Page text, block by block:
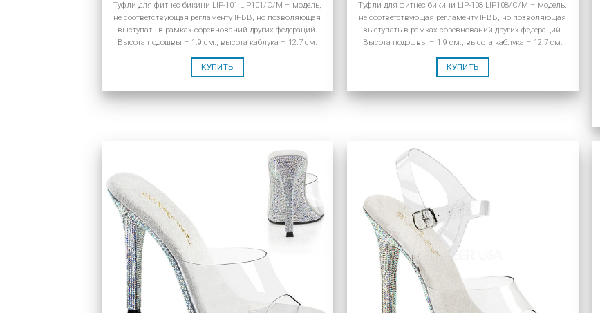
Туфли для фитнес бикини LIP-101 LIP101/C/M – модель,
не соответствующая регламенту IFBB, но позволяющая
выступать в рамках соревнований других федераций.
Высота подошвы – 1.9 см., высота каблука – 12.7 см.
КУПИТЬ
Туфли для фитнес бикини LIP-108 LIP108/C/M – модель,
не соответствующая регламенту IFBB, но позволяющая
выступать в рамках соревнований других федераций.
Высота подошвы – 1.9 см., высота каблука – 12.7 см.
КУПИТЬ